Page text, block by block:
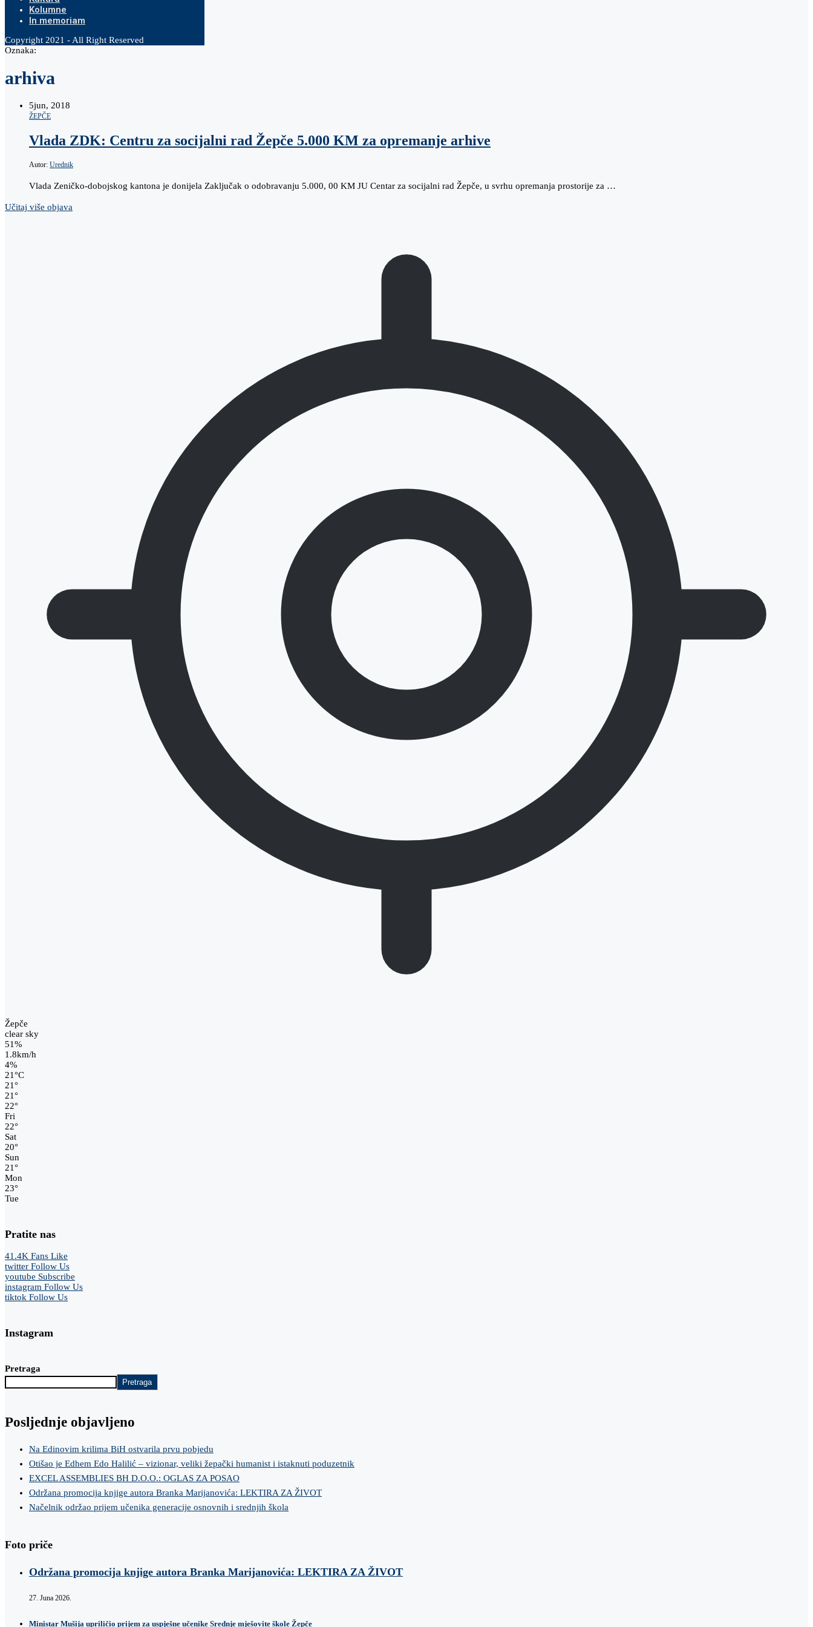
Kolumne
In memoriam
Copyright 2021 - All Right Reserved
Oznaka:
arhiva
5jun, 2018
ŽEPČE
Vlada ZDK: Centru za socijalni rad Žepče 5.000 KM za opremanje arhive
Autor: Urednik
Vlada Zeničko-dobojskog kantona je donijela Zaključak o odobravanju 5.000, 00 KM JU Centar za socijalni rad Žepče, u svrhu opremanja prostorije za …
Učitaj više objava
Žepče
clear sky
51%
1.8km/h
4%
21°C
21°
21°
22°
Fri
22°
Sat
20°
Sun
21°
Mon
23°
Tue
Pratite nas
41.4K Fans Like
twitter Follow Us
youtube Subscribe
instagram Follow Us
tiktok Follow Us
Instagram
Pretraga
Pretraga
Posljednje objavljeno
Na Edinovim krilima BiH ostvarila prvu pobjedu
Otišao je Edhem Edo Halilić – vizionar, veliki žepački humanist i istaknuti poduzetnik
EXCEL ASSEMBLIES BH D.O.O.: OGLAS ZA POSAO
Održana promocija knjige autora Branka Marijanovića: LEKTIRA ZA ŽIVOT
Načelnik održao prijem učenika generacije osnovnih i srednjih škola
Foto priče
Održana promocija knjige autora Branka Marijanovića: LEKTIRA ZA ŽIVOT
27. Juna 2026.
Ministar Mušija upriličio prijem za uspješne učenike Srednje mješovite škole Žepče